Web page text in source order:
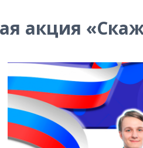
акция